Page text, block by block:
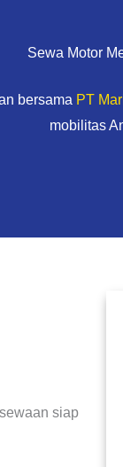
Sewa Motor
bersama PT
mobilitas
siap